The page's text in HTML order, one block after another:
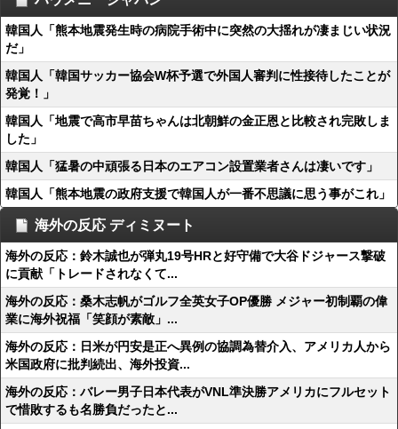
韓国人「熊本地震発生時の病院手術中に突然の大揺れが凄まじい状況
だ」
韓国人「韓国サッカー協会W杯予選で外国人審判に性接待したことが
発覚！」
韓国人「地震で高市早苗ちゃんは北朝鮮の金正恩と比較され完敗しま
した」
韓国人「猛暑の中頑張る日本のエアコン設置業者さんは凄いです」
韓国人「熊本地震の政府支援で韓国人が一番不思議に思う事がこれ」
海外の反応 ディミヌート
海外の反応：鈴木誠也が弾丸19号HRと好守備で大谷ドジャース撃破
に貢献「トレードされなくて...
海外の反応：桑木志帆がゴルフ全英女子OP優勝 メジャー初制覇の偉
業に海外祝福「笑顔が素敵」...
海外の反応：日米が円安是正へ異例の協調為替介入、アメリカ人から
米国政府に批判続出、海外投資...
海外の反応：バレー男子日本代表がVNL準決勝アメリカにフルセット
で惜敗するも名勝負だったと...